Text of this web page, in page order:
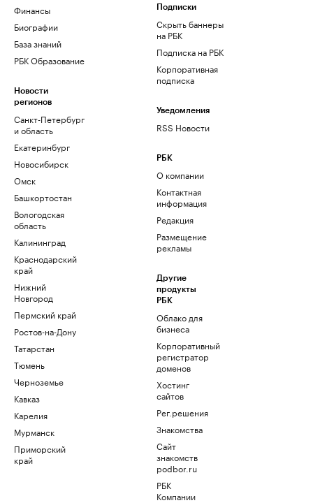
Финансы
Биографии
База знаний
РБК Образование
Новости
регионов
Санкт-Петербург
и область
Екатеринбург
Новосибирск
Омск
Башкортостан
Вологодская
область
Калининград
Краснодарский
край
Нижний
Новгород
Пермский край
Ростов-на-Дону
Татарстан
Тюмень
Черноземье
Кавказ
Карелия
Мурманск
Приморский
край
Подписки
Скрыть баннеры
на РБК
Подписка на РБК
Корпоративная
подписка
Уведомления
RSS Новости
РБК
О компании
Контактная
информация
Редакция
Размещение
рекламы
Другие
продукты
РБК
Облако для
бизнеса
Корпоративный
регистратор
доменов
Хостинг
сайтов
Рег.решения
Знакомства
Сайт
знакомств
podbor.ru
РБК
Компании